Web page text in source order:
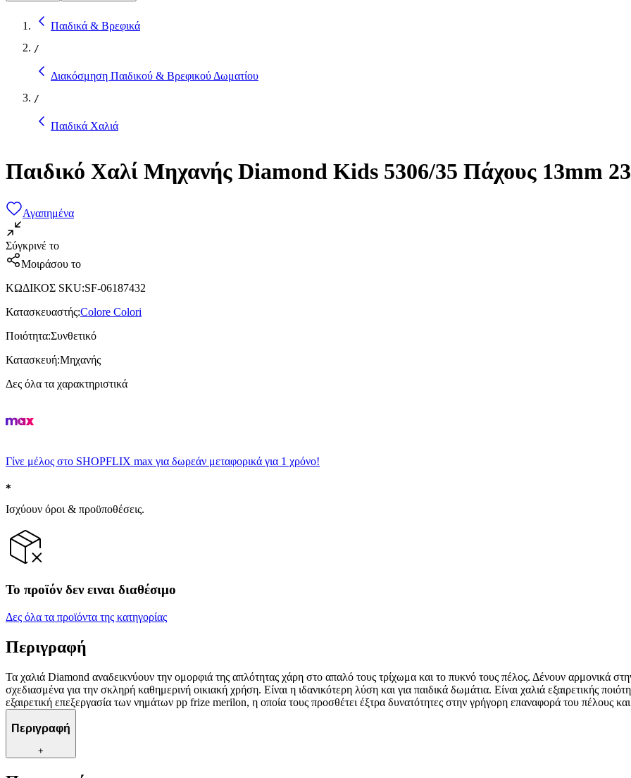
Παιδικά & Βρεφικά
/
Διακόσμηση Παιδικού & Βρεφικού Δωματίου
/
Παιδικά Χαλιά
Παιδικό Χαλί Μηχανής Diamond Kids 5306/35 Πάχους 13mm
Αγαπημένα
Σύγκρινέ το
Μοιράσου το
ΚΩΔΙΚΟΣ SKU:SF-06187432
Κατασκευαστής:Colore Colori
Ποιότητα:Συνθετικό
Κατασκευή:Μηχανής
Δες όλα τα χαρακτηριστικά
Γίνε μέλος στο SHOPFLIX max για δωρεάν μεταφορικά για 1 χρόνο!
Ισχύουν όροι & προϋποθέσεις.
Το προϊόν δεν ειναι διαθέσιμο
Δες όλα τα προϊόντα της κατηγορίας
Περιγραφή
Τα χαλιά Diamond αναδεικνύουν την ομορφιά της απλότητας χάρη στο απαλό τους τρίχωμα και το πυκνό τους πέλος. Δένουν αρμονικά
σχεδιασμένα για την σκληρή καθημερινή οικιακή χρήση. Είναι η ιδανικότερη λύση και για παιδικά δωμάτια. Είναι χαλιά εξαιρετικής
εξαιρετική επεξεργασία των νημάτων pp frize merilon, η οποία τους προσθέτει έξτρα δυνατότητες στην γρήγορη επαναφορά του πέλους
Περιγραφή
+